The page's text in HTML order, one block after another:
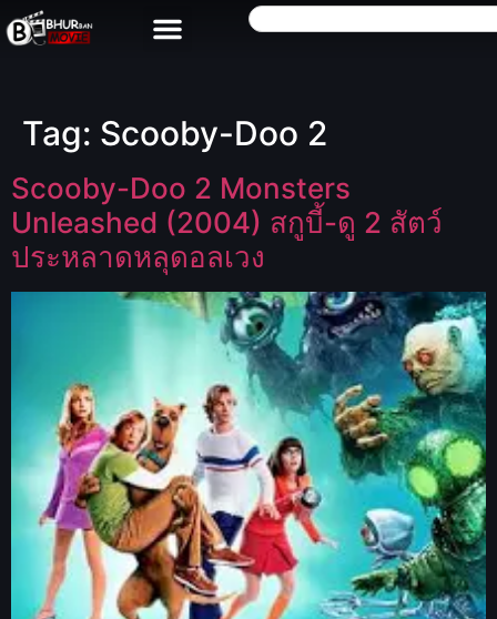
Tag: Scooby-Doo 2
Scooby-Doo 2 Monsters
Unleashed (2004) สกูบี้-ดู 2 สัตว์
ประหลาดหลุดอลเวง